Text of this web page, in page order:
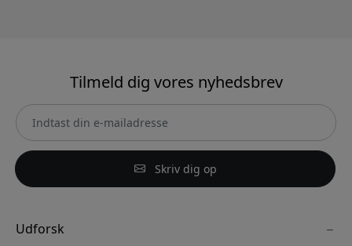
Tilmeld dig vores nyhedsbrev
Skriv dig op
Udforsk